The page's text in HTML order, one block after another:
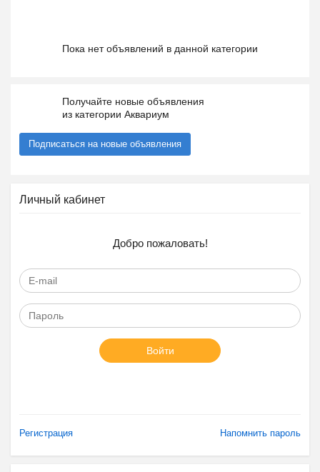
Пока нет объявлений в данной категории
Получайте новые объявления
из категории Аквариум
Подписаться на новые объявления
Личный кабинет
Добро пожаловать!
Войти
Регистрация Напомнить пароль